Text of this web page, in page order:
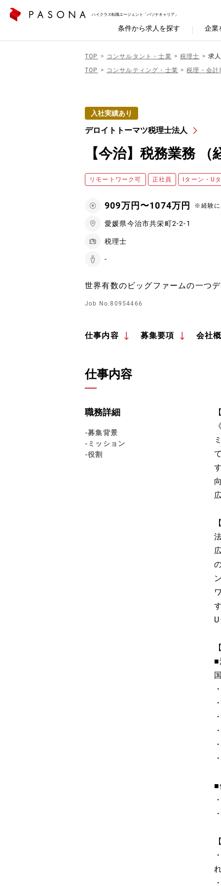
ハイクラス転職エージェント「パソナキャリア」
条件から求人を探す 企業
TOP コンサルタント・士業 税理士
求
TOP
コンサルティング・士業 税理・会計
入社実績あり
デロイトトーマツ税理士法人
【今治】税務業務
リモートワーク可 正社員 Iターン・U
909万円〜1074万円 ※経験に
愛媛県今治市共栄町2-2-1
税理士
-
世界有数のビッグファームの一つ
Job No.80954466
仕事内容 募集要項 会社
仕事内容
職務詳細
-募集背景
-ミッション
-役割
■
■